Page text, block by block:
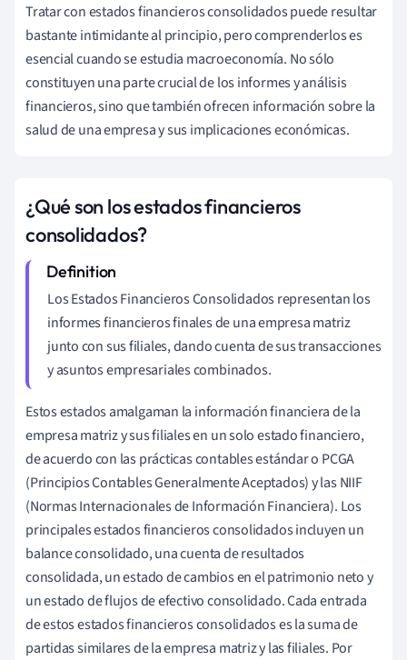
Tratar con estados financieros consolidados puede resultar
bastante intimidante al principio, pero comprenderlos es
esencial cuando se estudia macroeconomía. No sólo
constituyen una parte crucial de los informes y análisis
financieros, sino que también ofrecen información sobre la
salud de una empresa y sus implicaciones económicas.
¿Qué son los estados financieros
consolidados?
Los Estados Financieros Consolidados representan los
informes financieros finales de una empresa matriz
junto con sus filiales, dando cuenta de sus transacciones
y asuntos empresariales combinados.
Estos estados amalgaman la información financiera de la
empresa matriz y sus filiales en un solo estado financiero,
de acuerdo con las prácticas contables estándar o PCGA
(Principios Contables Generalmente Aceptados) y las NIIF
(Normas Internacionales de Información Financiera). Los
principales estados financieros consolidados incluyen un
balance consolidado, una cuenta de resultados
consolidada, un estado de cambios en el patrimonio neto y
un estado de flujos de efectivo consolidado. Cada entrada
de estos estados financieros consolidados es la suma de
partidas similares de la empresa matriz y las filiales. Por